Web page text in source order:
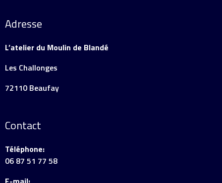
Adresse
L’atelier du Moulin de Blandé
Les Challonges
72110 Beaufay
Contact
Téléphone:
06 87 51 77 58